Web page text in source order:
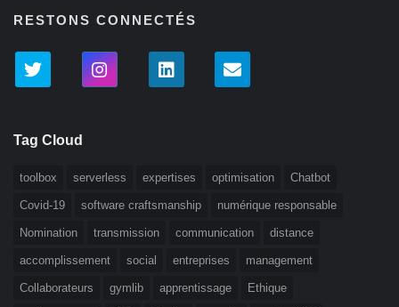
RESTONS CONNECTÉS
Tag Cloud
toolbox serverless expertises optimisation Chatbot
Covid-19 software craftsmanship numérique responsable
Nomination transmission communication distance
accomplissement social entreprises management
Collaborateurs gymlib apprentissage Ethique